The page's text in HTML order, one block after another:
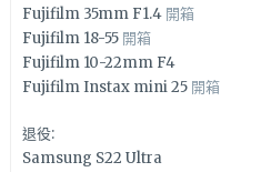
Fujifilm 35mm F1.4 開箱
Fujifilm 18-55 開箱
Fujifilm 10-22mm F4
Fujifilm Instax mini 25 開箱
退役:
Samsung S22 Ultra